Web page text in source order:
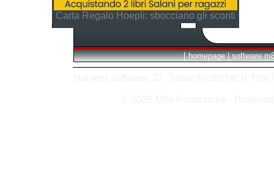
Carta Regalo Hoepli: sbocciano gli sconti
[ homepage | software